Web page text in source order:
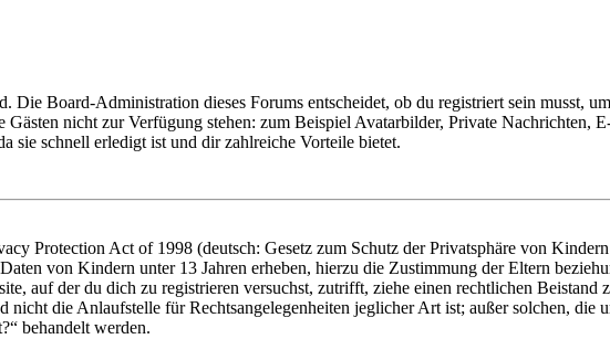
Die Board-Administration dieses Forums entscheidet, ob du registriert sein musst,
nicht zur Verfügung stehen: zum Beispiel Avatarbilder, Private Nachrichten,
sie schnell erledigt ist und dir zahlreiche Vorteile bietet.
Protection Act of 1998 (deutsch: Gesetz zum Schutz der Privatsphäre von
von Kindern unter 13 Jahren erheben, hierzu die Zustimmung der Eltern
auf der du dich zu registrieren versuchst, zutrifft, ziehe einen rechtlichen
nicht die Anlaufstelle für Rechtsangelegenheiten jeglicher Art ist; außer solchen,
behandelt werden.